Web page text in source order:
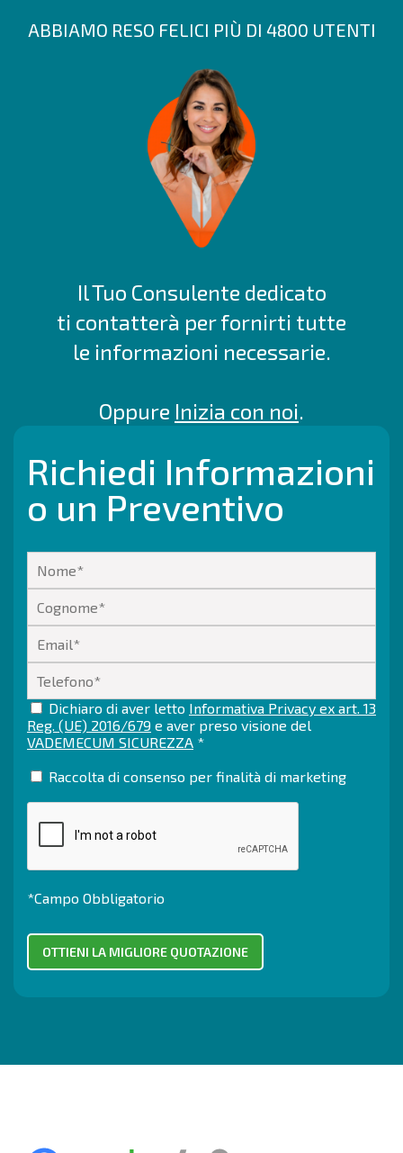
ABBIAMO RESO FELICI PIÙ DI 4800 UTENTI
Il Tuo Consulente dedicato
ti contatterà per fornirti tutte
le informazioni necessarie.
Oppure Inizia con noi.
Richiedi Informazioni
o un Preventivo
Dichiaro di aver letto Informativa Privacy ex art. 13
Reg. (UE) 2016/679 e aver preso visione del
VADEMECUM SICUREZZA *
Raccolta di consenso per finalità di marketing
*Campo Obbligatorio